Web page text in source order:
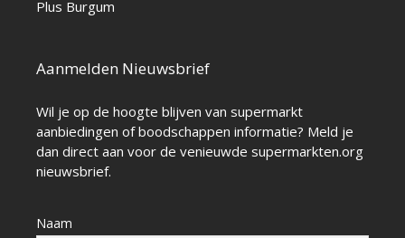
Plus Burgum
Aanmelden Nieuwsbrief
Wil je op de hoogte blijven van supermarkt
aanbiedingen of boodschappen informatie? Meld je
dan direct aan voor de venieuwde supermarkten.org
nieuwsbrief.
Naam